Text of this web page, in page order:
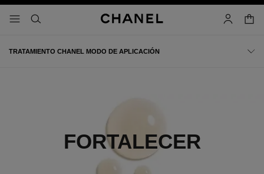
menú - navegación principal
- navegación principal
buscar cuenta
cesta
TRATAMIENTO CHANEL MODO DE APLICACIÓN
FORTALECER